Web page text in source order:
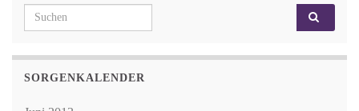
Search for:
SORGENKALENDER